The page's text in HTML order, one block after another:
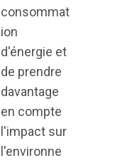
consommat
ion
d'énergie et
de prendre
davantage
en compte
l'impact sur
l'environne